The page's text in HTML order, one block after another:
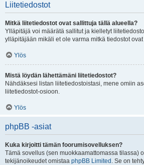
Liitetiedostot
Mitkä liitetiedostot ovat sallittuja tällä alueella?
Ylläpitäjä voi määrätä sallitut ja kielletyt
ylläpitäjään mikäli et ole varma mitkä tiedostot
Ylös
Mistä löydän lähettämäni liitetiedostot?
Nähdäksesi listan liitetiedostoistasi, mene omiin
liitetiedostot-osioon.
Ylös
phpBB -asiat
Kuka kirjoitti tämän foorumisovelluksen?
Tämä sovellus (sen muokkaamattomassa tilassa)
tekijänoikeudet omistaa phpBB Limited . Se on